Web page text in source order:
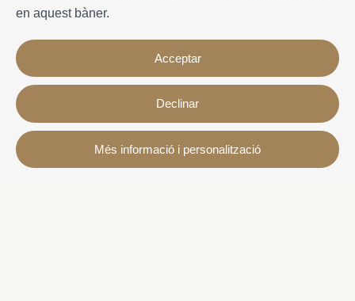
en aquest bàner.
Acceptar
Declinar
Més informació i personalització
Contacte
Avda. Sant Joan de Déu, 57 43820 - Calafell platja